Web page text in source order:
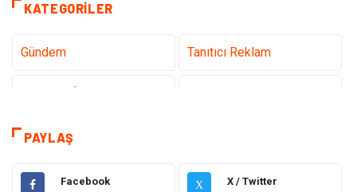
KATEGORILER
Gündem Tanıtıcı Reklam
Hukuk
Dekorasyon Giyim
PAYLAŞ
Facebook X X / Twitter